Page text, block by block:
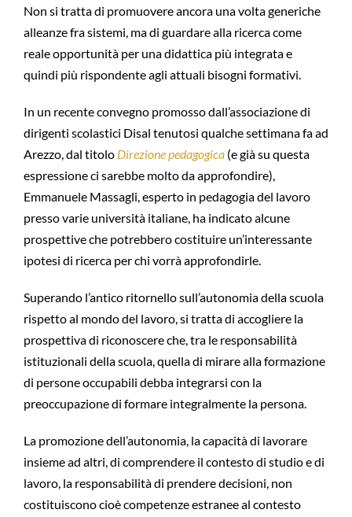
Non si tratta di promuovere ancora una volta generiche
alleanze fra sistemi, ma di guardare alla ricerca come
reale opportunità per una didattica più integrata e
quindi più rispondente agli attuali bisogni formativi.
In un recente convegno promosso dall’associazione di
dirigenti scolastici Disal tenutosi qualche settimana fa ad
Arezzo, dal titolo Direzione pedagogica(e già su questa
espressione ci sarebbe molto da approfondire),
Emmanuele Massagli, esperto in pedagogia del lavoro
presso varie università italiane, ha indicato alcune
prospettive che potrebbero costituire un’interessante
ipotesi di ricerca per chi vorrà approfondirle.
Superando l’antico ritornello sull’autonomia della scuola
rispetto al mondo del lavoro, si tratta di accogliere la
prospettiva di riconoscere che, tra le responsabilità
istituzionali della scuola, quella di mirare alla formazione
di persone occupabili debba integrarsi con la
preoccupazione di formare integralmente la persona.
La promozione dell’autonomia, la capacità di lavorare
insieme ad altri, di comprendere il contesto di studio e di
lavoro, la responsabilità di prendere decisioni, non
costituiscono cioè competenze estranee al contesto